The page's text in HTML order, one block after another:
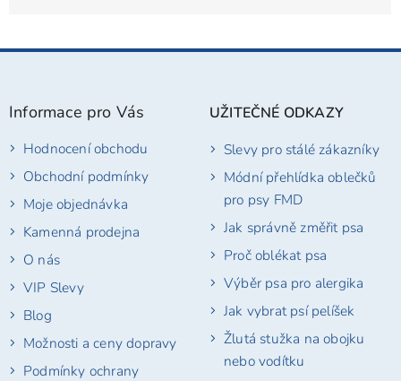
Z
Informace pro Vás
Hodnocení obchodu
Obchodní podmínky
Moje objednávka
Kamenná prodejna
O nás
VIP Slevy
Blog
Možnosti a ceny dopravy
Podmínky ochrany
UŽITEČNÉ ODKAZY
Slevy pro stálé zákazníky
Módní přehlídka oblečků
pro psy FMD
Jak správně změřit psa
Proč oblékat psa
Výběr psa pro alergika
Jak vybrat psí pelíšek
Žlutá stužka na obojku
nebo vodítku